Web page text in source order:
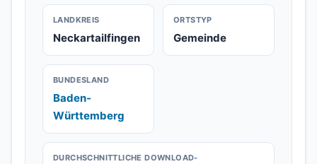
LANDKREIS
Neckartailfingen
ORTSTYP
Gemeinde
BUNDESLAND
Baden-
Württemberg
DURCHSCHNITTLICHE DOWNLOAD-